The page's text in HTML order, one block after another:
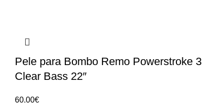
Pele para Bombo Remo Powerstroke 3
Clear Bass 22″
60.00€